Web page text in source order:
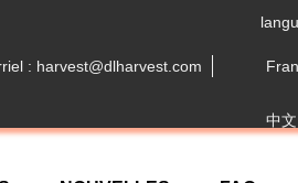
: harvest@dlharvest.com
中文